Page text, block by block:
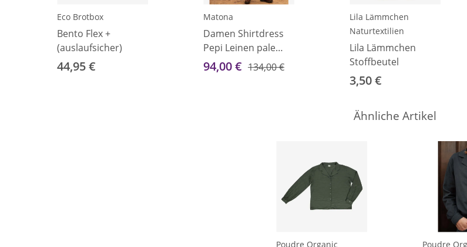
Eco Brotbox
Bento Flex +
(auslaufsicher)
44,95 €
Matona
Damen Shirtdress
Pepi Leinen pale
clay XS
94,00 € 134,00 €
Lila Lämmchen
Naturtextilien
Lila Lämmchen
Stoffbeutel
3,50 €
Ähnliche Artikel
Poudre Organic Poudre